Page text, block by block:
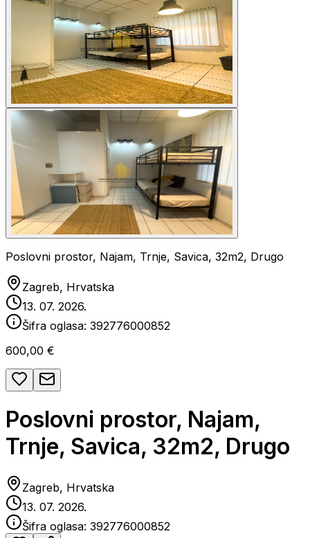
Poslovni prostor, Najam, Trnje, Savica, 32m2, Drugo
Zagreb, Hrvatska
13. 07. 2026.
Šifra oglasa: 392776000852
600,00 €
Poslovni prostor, Najam,
Trnje, Savica, 32m2, Drugo
Zagreb, Hrvatska
13. 07. 2026.
Šifra oglasa: 392776000852